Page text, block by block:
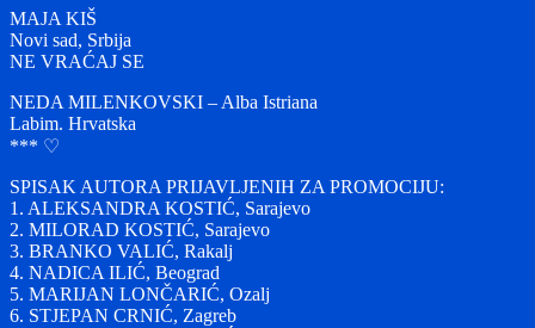
MAJA KIŠ
Novi sad, Srbija
NE VRAĆAJ SE
NEDA MILENKOVSKI – Alba Istriana
Labim. Hrvatska
*** ♡
SPISAK AUTORA PRIJAVLJENIH ZA PROMOCIJU:
1. ALEKSANDRA KOSTIĆ, Sarajevo
2. MILORAD KOSTIĆ, Sarajevo
3. BRANKO VALIĆ, Rakalj
4. NADICA ILIĆ, Beograd
5. MARIJAN LONČARIĆ, Ozalj
6. STJEPAN CRNIĆ, Zagreb